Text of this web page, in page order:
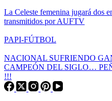
La Celeste femenina jugará dos
transmitidos por AUFTV
PAPI-FÚTBOL
NACIONAL SUFRIENDO
CAMPEÓN DEL SIGLO…
!!!